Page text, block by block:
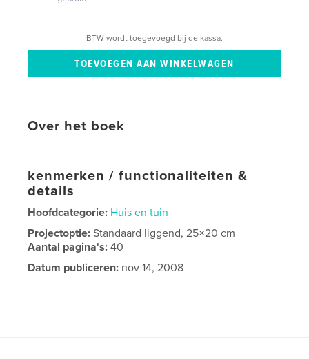
BTW wordt toegevoegd bij de kassa.
Over het boek
kenmerken / functionaliteiten &
details
Hoofdcategorie: Huis en tuin
Projectoptie:Standaard liggend, 25×20 cm
Aantal pagina's:40
Datum publiceren: nov 14, 2008